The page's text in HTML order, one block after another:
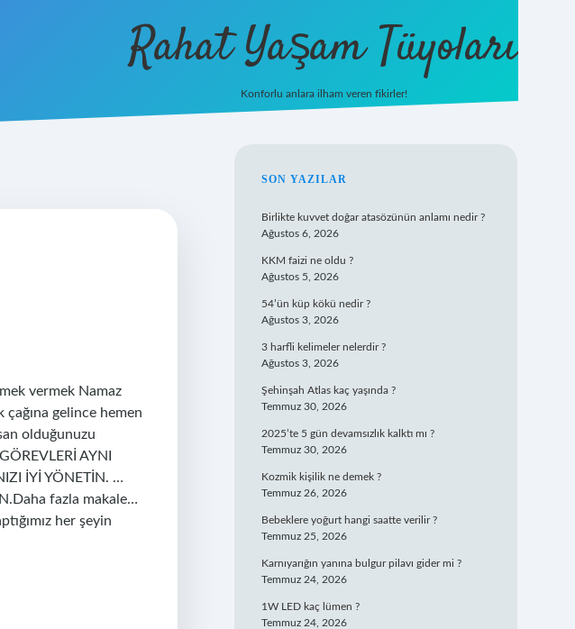
Rahat Yaşam Tüyoları
Konforlu anlara ilham veren fikirler!
vermek Namaz
gelince hemen
olduğunuzu
AYNI
İYİ YÖNETİN. …
fazla makale…
her şeyin
SIDEBAR
SON YAZILAR
Birlikte kuvvet doğar atasözünün anlamı nedir ?
Ağustos 6, 2026
KKM faizi ne oldu ?
Ağustos 5, 2026
54’ün küp kökü nedir ?
Ağustos 3, 2026
3 harfli kelimeler nelerdir ?
Ağustos 3, 2026
Şehinşah Atlas kaç yaşında ?
Temmuz 30, 2026
2025’te 5 gün devamsızlık kalktı mı ?
Temmuz 30, 2026
Kozmik kişilik ne demek ?
Temmuz 26, 2026
Bebeklere yoğurt hangi saatte verilir ?
Temmuz 25, 2026
Karnıyarığın yanına bulgur pilavı gider mi ?
Temmuz 24, 2026
1W LED kaç lümen ?
Temmuz 24, 2026